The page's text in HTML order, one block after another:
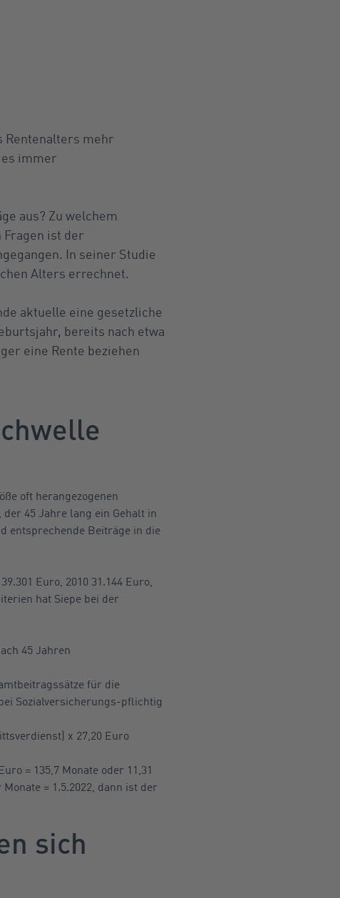
Rentenalters mehr
immer
aus? Zu welchem
ist der
In seiner Studie
Alters errechnet.
aktuelle eine gesetzliche
bereits nach etwa
eine Rente beziehen
oft herangezogenen
45 Jahre lang ein Gehalt in
entsprechende Beiträge in die
Euro, 2010 31.144 Euro,
hat Siepe bei der
45 Jahren
für die
Sozialversicherungs-pflichtig
x 27,20 Euro
= 135,7 Monate oder 11,31
= 1.5.2022, dann ist der
sich